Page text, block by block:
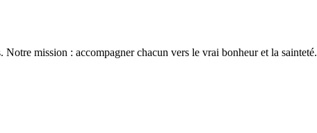
mission : accompagner chacun vers le vrai bonheur et la sainteté.